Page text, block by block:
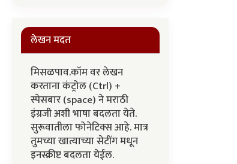
लेखन मदत
मिसळपाव.कॉम वर लेखन
करताना कंट्रोल (Ctrl) +
स्पेसबार (space) ने मराठी
इंग्रजी अशी भाषा बदलता येते.
सुरूवातीला फोनेटिक्स आहे. मात्र
तुमच्या खात्याच्या सेटींग मधून
इनस्क्रीप्ट बदलता येईल.